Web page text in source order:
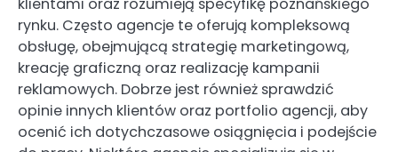
klientami oraz rozumieją specyfikę poznańskiego
rynku. Często agencje te oferują kompleksową
obsługę, obejmującą strategię marketingową,
kreację graficzną oraz realizację kampanii
reklamowych. Dobrze jest również sprawdzić
opinie innych klientów oraz portfolio agencji, aby
ocenić ich dotychczasowe osiągnięcia i podejście